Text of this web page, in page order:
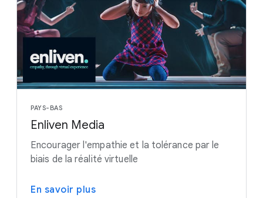
PAYS-BAS
Enliven Media
Encourager l'empathie et la tolérance par le
biais de la réalité virtuelle
En savoir plus